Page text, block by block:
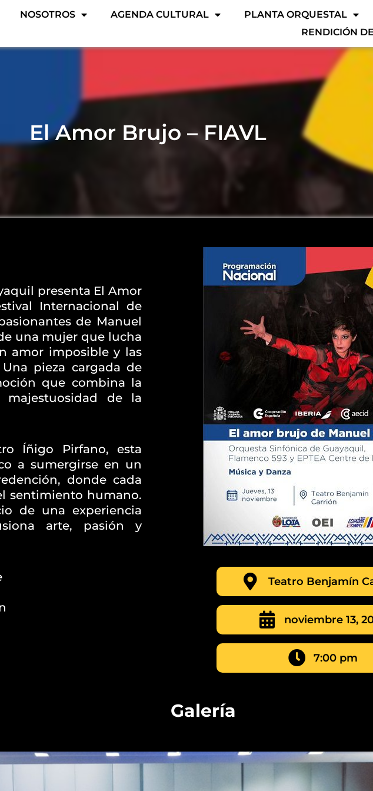
NOSOTROS AGENDA CULTURAL PLANTA ORQUESTAL
RENDICIÓN
El Amor Brujo – FIAVL
presenta El Amor
Internacional de
de Manuel
una mujer que lucha
amor imposible y las
pieza cargada de
que combina la
de la
Íñigo Pirfano, esta
a sumergirse en un
donde cada
sentimiento humano.
de una experiencia
arte, pasión y
Teatro Benjamín
noviembre 13,
7:00 pm
Galería